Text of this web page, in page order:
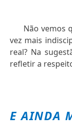
Não vemos
vez mais
real? Na
refletir a
E AINDA